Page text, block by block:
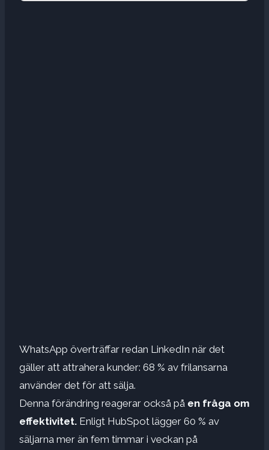
WhatsApp överträffar redan LinkedIn när det
gäller att attrahera kunder: 68 % av frilansarna
använder det för att sälja.
Denna förändring reagerar också på en fråga om
effektivitet. Enligt HubSpot lägger 60 % av
säljarna mer än fem timmar i veckan på